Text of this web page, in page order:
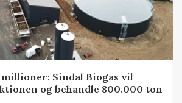
millioner: Sindal Biogas vil
og behandle 800.000 ton